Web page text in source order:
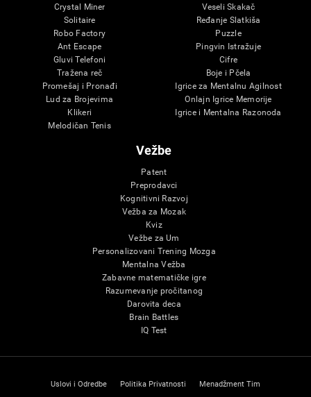
Crystal Miner
Solitaire
Robo Factory
Ant Escape
Gluvi Telefoni
Tražena reč
Promešaj i Pronađi
Lud za Brojevima
Klikeri
Melodičan Tenis
Veseli Skakač
Ređanje Slatkiša
Puzzle
Pingvin Istražuje
Cifre
Boje i Pčela
Igrice za Mentalnu Agilnost
Onlajn Igrice Memorije
Igrice i Mentalna Razonoda
Vežbe
Patent
Preprodavci
Kognitivni Razvoj
Vežba za Mozak
Kviz
Vežbe za Um
Personalizovani Trening Mozga
Mentalna Vežba
Zabavne matematičke igre
Razumevanje pročitanog
Darovita deca
Brain Battles
IQ Test
Uslovi i Odredbe Politika Privatnosti Menadžment Tim